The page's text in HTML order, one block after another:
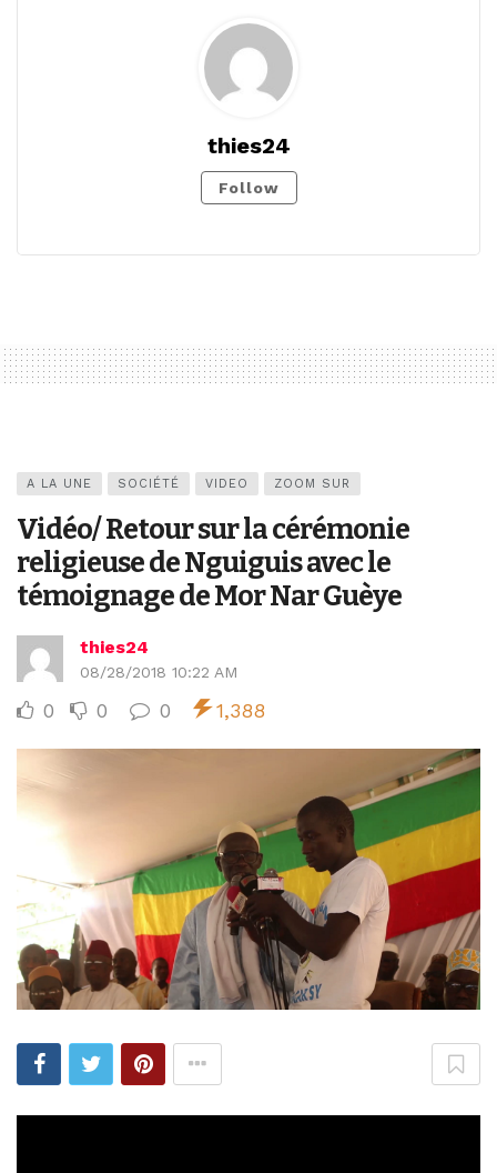
thies24
Follow
A LA UNE SOCIÉTÉ VIDEO ZOOM SUR
Vidéo/ Retour sur la cérémonie
religieuse de Nguiguis avec le
témoignage de Mor Nar Guèye
thies24
08/28/2018 10:22 AM
0 0 0 1,388